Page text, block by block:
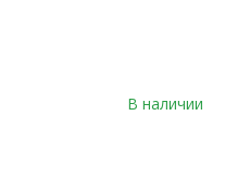
В наличии